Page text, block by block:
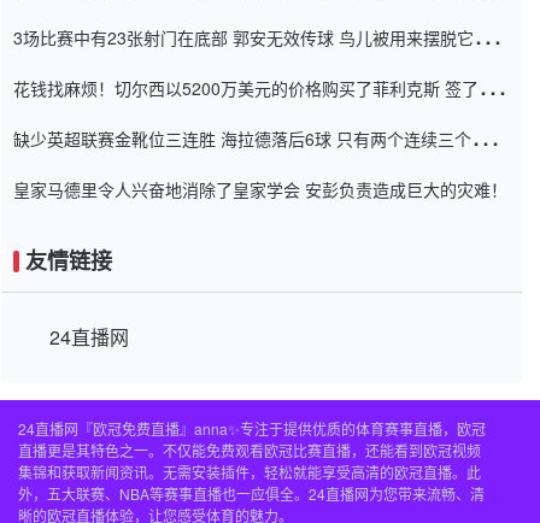
3场比赛中有23张射门在底部 郭安无效传球 鸟儿被用来摆脱它
花钱找麻烦！切尔西以5200万美元的价格购买了菲利克斯 签了7年
缺少英超联赛金靴位三连胜 海拉德落后6球 只有两个连续三个连续
皇家马德里令人兴奋地消除了皇家学会 安彭负责造成巨大的灾难！
友情链接
24直播网
24直播网『欧冠免费直播』anna✨专注于提供优质的体育赛事直播，欧冠
直播更是其特色之一。不仅能免费观看欧冠比赛直播，还能看到欧冠视频
集锦和获取新闻资讯。无需安装插件，轻松就能享受高清的欧冠直播。此
外，五大联赛、NBA等赛事直播也一应俱全。24直播网为您带来流畅、清
晰的欧冠直播体验，让您感受体育的魅力。